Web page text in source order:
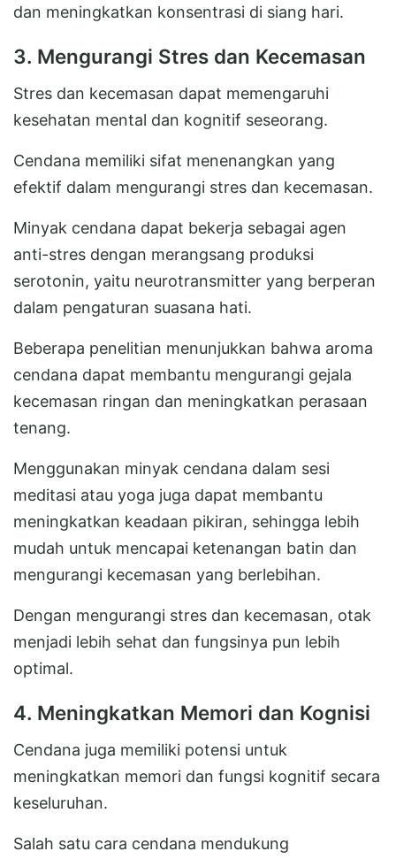
dan meningkatkan konsentrasi di siang hari.
3. Mengurangi Stres dan Kecemasan
Stres dan kecemasan dapat memengaruhi
kesehatan mental dan kognitif seseorang.
Cendana memiliki sifat menenangkan yang
efektif dalam mengurangi stres dan kecemasan.
Minyak cendana dapat bekerja sebagai agen
anti-stres dengan merangsang produksi
serotonin, yaitu neurotransmitter yang berperan
dalam pengaturan suasana hati.
Beberapa penelitian menunjukkan bahwa aroma
cendana dapat membantu mengurangi gejala
kecemasan ringan dan meningkatkan perasaan
tenang.
Menggunakan minyak cendana dalam sesi
meditasi atau yoga juga dapat membantu
meningkatkan keadaan pikiran, sehingga lebih
mudah untuk mencapai ketenangan batin dan
mengurangi kecemasan yang berlebihan.
Dengan mengurangi stres dan kecemasan, otak
menjadi lebih sehat dan fungsinya pun lebih
optimal.
4. Meningkatkan Memori dan Kognisi
Cendana juga memiliki potensi untuk
meningkatkan memori dan fungsi kognitif secara
keseluruhan.
Salah satu cara cendana mendukung